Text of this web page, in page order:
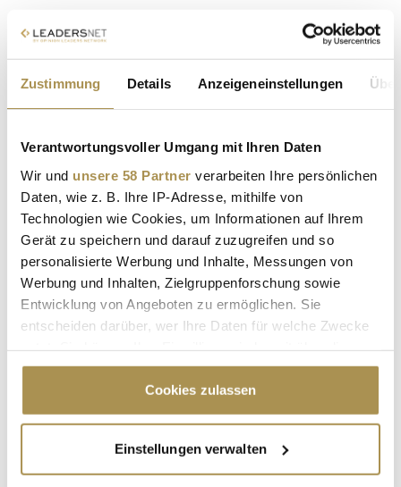
Zustimmung Details Anzeigeneinstellungen
Verantwortungsvoller Umgang mit Ihren Daten
Wir und unsere 58 Partner verarbeiten Ihre persönlichen
Daten, wie z. B. Ihre IP-Adresse, mithilfe von
Technologien wie Cookies, um Informationen auf Ihrem
Gerät zu speichern und darauf zuzugreifen und so
personalisierte Werbung und Inhalte, Messungen von
Werbung und Inhalten, Zielgruppenforschung sowie
Entwicklung von Angeboten zu ermöglichen. Sie
entscheiden darüber, wer Ihre Daten für welche Zwecke
Cookie-Erklärung oder durch Klicken auf das Privacy
Trigger Symbol ändern oder widerrufen
Informationen über Ihre geografische Lage
erfassen, welche bis auf einige Meter genau sein
Cookies zulassen
Einstellungen verwalten